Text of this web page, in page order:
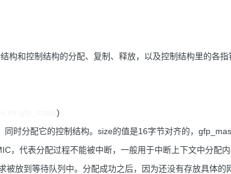
构和控制结构的分配、复制、释放，以及控制结构里的各
)
时分配它的控制结构。size的值是16字节对齐的，
，代表分配过程不能被中断，一般用于中断上下文中分配内
被放到等待队列中。分配成功之后，因为还没有存放具体的